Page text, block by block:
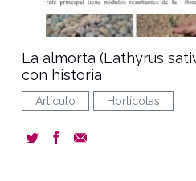
La almorta (Lathyrus
con historia
Artículo Hortícolas